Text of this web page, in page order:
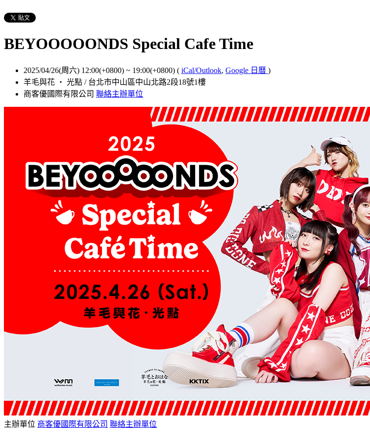
BEYOOOOONDS Special Cafe Time
2025/04/26(周六) 12:00(+0800) ~ 19:00(+0800) ( iCal/Outlook, Google 日曆 )
羊毛與花 ‧ 光點 / 台北市中山區中山北路2段18號1樓
商客優國際有限公司 聯絡主辦單位
主辦單位 商客優國際有限公司 聯絡主辦單位